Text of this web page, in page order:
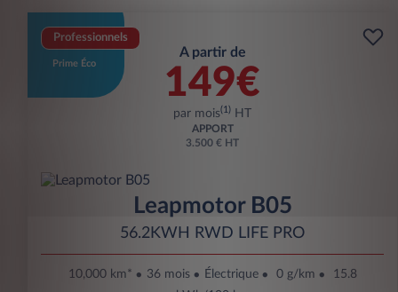
Professionnels
Prime Éco
A partir de
149€
par mois(1) HT
APPORT
3.500 € HT
Leapmotor B05
56.2KWH RWD LIFE PRO
10,000 km* 36 mois Électrique 0 g/km
15.8